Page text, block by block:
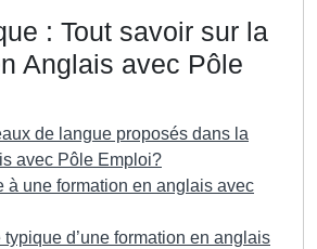
: Tout savoir sur la
Anglais avec Pôle
de langue proposés dans la
avec Pôle Emploi?
à une formation en anglais avec
d’une formation en anglais